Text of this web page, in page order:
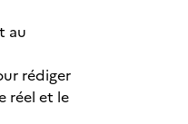
au
rédiger
réel et le